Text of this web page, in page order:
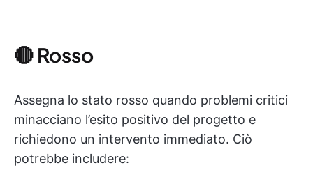
🔴 Rosso
Assegna lo stato rosso quando problemi critici
minacciano l’esito positivo del progetto e
richiedono un intervento immediato. Ciò
potrebbe includere: